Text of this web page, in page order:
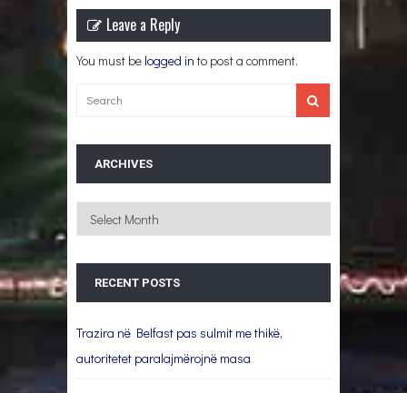
Leave a Reply
You must be logged in to post a comment.
ARCHIVES
Archives
RECENT POSTS
Trazira në Belfast pas sulmit me thikë,
autoritetet paralajmërojnë masa